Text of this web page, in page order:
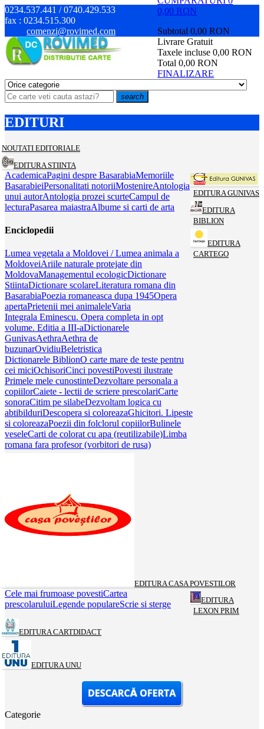
0234.537.441 / 0740.429.533
fax : 0234.515.300
comenzi@rovimed.com
0,00 RON
Subtotal 0,00 RON
Livrare Gratuit
Taxele incluse 0,00 RON
Total 0,00 RON
FINALIZARE
search
EDITURI
NOUTATI EDITORIALE
EDITURA STIINTA
AcademicaPagini despre BasarabiaMemoriile
BasarabieiPersonalitati notoriiMostenireAntologia
unui autorAntologia prozei scurteCampul de
lecturaPasarea maiastraAlbume si carti de arta
Enciclopedii
Lumea vegetala a Moldovei / Lumea animala a
MoldoveiAriile naturale protejate din
MoldovaManagementul ecologicDictionare
StiintaDictionare scolareLiteratura romana din
BasarabiaPoezia romaneasca dupa 1945Opera
apertaPrietenii mei animaleleVaria
EDITURA GUNIVAS
Integrala Eminescu. Opera completa in opt
volume. Editia a III-aDictionarele
GunivasAethraAethra de
buzunarOvidiuBeletristica
EDITURA
BIBLION
Dictionarele BiblionO carte mare de teste pentru
cei miciOchisoriCinci povestiPovesti ilustrate
Primele mele cunostinteDezvoltare personala a
copiilorCaiete - lectii de scriere prescolariCarte
sonoraCitim pe silabeDezvoltam logica cu
abtibilduriDescopera si coloreazaGhicitori. Lipeste
si coloreazaPoezii din folclorul copiilorBulinele
veseleCarti de colorat cu apa (reutilizabile)Limba
romana fara profesor (vorbitori de rusa)
EDITURA
CARTEGO
EDITURA CASA POVESTILOR
Cele mai frumoase povestiCartea
prescolaruluiLegende populareScrie si sterge
EDITURA
LEXON PRIM
EDITURA CARTDIDACT
EDITURA UNU
Categorie